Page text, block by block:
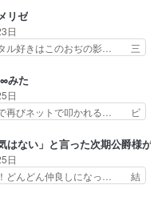
本作品… 今回エンディング
い（… この作品の世界に
う概…
子のアシストに支… そう
なのか‥ときゆき… 「亜也
戦！・長寿丸を一… 目玉と耳
広げる戰もノラ… 時代設定ど
だった。… 今回は亜也子回
女らし… 貞宗、キモいギョ
った…
リゼ
日
ル好きはこのおぢの影… 三
だなぁ作品もイン… 相変わ
ないわね響野君… 正体を知
肯定してくれた… 黒絵がハル
を助けて大事… OPにデスボ
である光… 黒絵の可愛さレベ
んと… 黒絵の母とのやり取
思…
みた
日
で再びネットで叩かれる… ビ
いかわからん！先生… 陰キャ
ってきて相手の… ビオラが
来ててやばいぞ… マネージャ
レーボールに… 藻掻きながら
はない」と言った次期公爵様が
日
！どんどん仲良しになっ… 結